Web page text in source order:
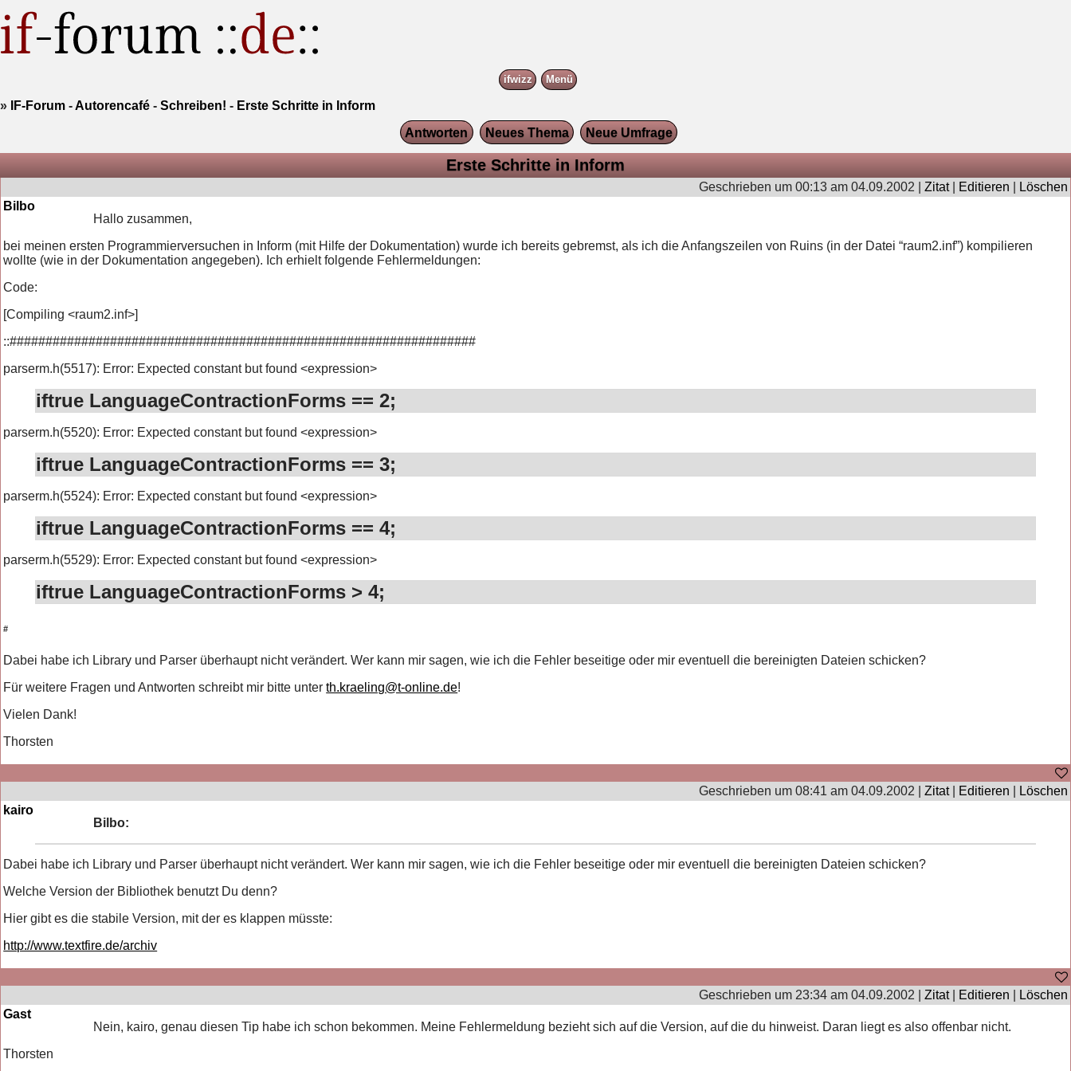
ifwizz Menü
» IF-Forum -Autorencafé - Schreiben! - Erste Schritte in Inform
Antworten
Neues Thema Neue Umfrage
Erste Schritte in Inform
Geschrieben um 00:13 am 04.09.2002 | Zitat| Editieren
Löschen
Bilbo
Hallo zusammen,
bei meinen ersten Programmierversuchen in Inform (mit Hilfe der Dokumentation) wurde ich bereits gebremst, als ich die Anfangszeilen von Ruins (in der Datei “raum2.inf”) kompilieren
wollte (wie in der Dokumentation angegeben). Ich erhielt folgende Fehlermeldungen:
Code:
[Compiling <raum2.inf>]
::#################################################################
parserm.h(5517): Error: Expected constant but found <expression>
iftrue LanguageContractionForms == 2;
parserm.h(5520): Error: Expected constant but found <expression>
iftrue LanguageContractionForms == 3;
parserm.h(5524): Error: Expected constant but found <expression>
iftrue LanguageContractionForms == 4;
parserm.h(5529): Error: Expected constant but found <expression>
iftrue LanguageContractionForms > 4;
#
Dabei habe ich Library und Parser überhaupt nicht verändert. Wer kann mir sagen, wie ich die Fehler beseitige oder mir eventuell die bereinigten Dateien schicken?
Für weitere Fragen und Antworten schreibt mir bitte unterth.kraeling@t-online.de!
Vielen Dank!
Thorsten
Geschrieben um 08:41 am 04.09.2002 | Zitat| Editieren
Löschen
kairo
Bilbo:
Dabei habe ich Library und Parser überhaupt nicht verändert. Wer kann mir sagen, wie ich die Fehler beseitige oder mir eventuell die bereinigten Dateien schicken?
Welche Version der Bibliothek benutzt Du denn?
Hier gibt es die stabile Version, mit der es klappen müsste:
http://www.textfire.de/archiv
Geschrieben um 23:34 am 04.09.2002 | Zitat| Editieren
Löschen
Gast
Nein, kairo, genau diesen Tip habe ich schon bekommen. Meine Fehlermeldung bezieht sich auf die Version, auf die du hinweist. Daran liegt es also offenbar nicht.
Thorsten